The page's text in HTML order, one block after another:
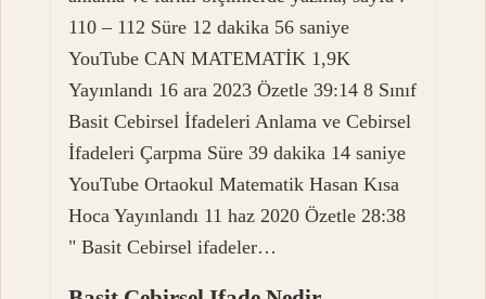
110 – 112 Süre 12 dakika 56 saniye
YouTube CAN MATEMATİK 1,9K
Yayınlandı 16 ara 2023 Özetle 39:14 8 Sınıf
Basit Cebirsel İfadeleri Anlama ve Cebirsel
İfadeleri Çarpma Süre 39 dakika 14 saniye
YouTube Ortaokul Matematik Hasan Kısa
Hoca Yayınlandı 11 haz 2020 Özetle 28:38
" Basit Cebirsel ifadeler…